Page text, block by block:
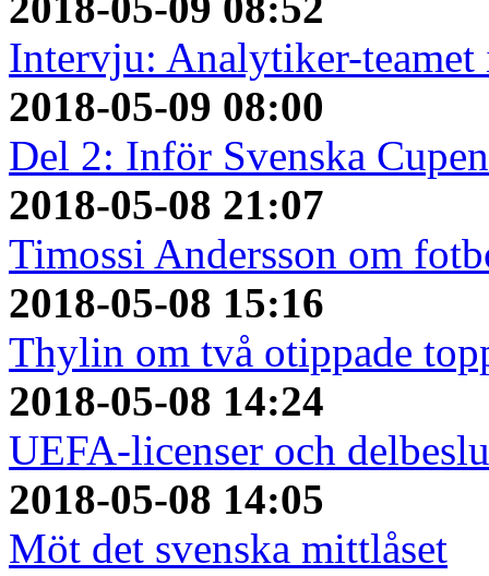
Intervju: Analytiker-
2018-05-09 08:00
Del 2: Inför Svenska
2018-05-08 21:07
Timossi Andersson om
2018-05-08 15:16
Thylin om två otippade
2018-05-08 14:24
UEFA-licenser och
2018-05-08 14:05
Möt det svenska mittlåset